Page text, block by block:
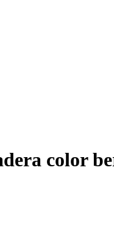
color